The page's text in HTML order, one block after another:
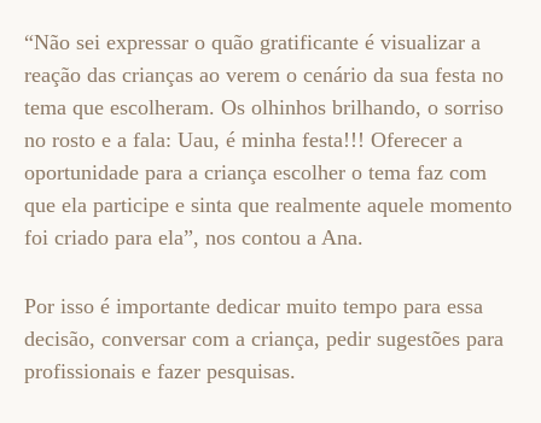
“Não sei expressar o quão gratificante é visualizar a
reação das crianças ao verem o cenário da sua festa no
tema que escolheram. Os olhinhos brilhando, o sorriso
no rosto e a fala: Uau, é minha festa!!! Oferecer a
oportunidade para a criança escolher o tema faz com
que ela participe e sinta que realmente aquele momento
foi criado para ela”, nos contou a Ana.
Por isso é importante dedicar muito tempo para essa
decisão, conversar com a criança, pedir sugestões para
profissionais e fazer pesquisas.